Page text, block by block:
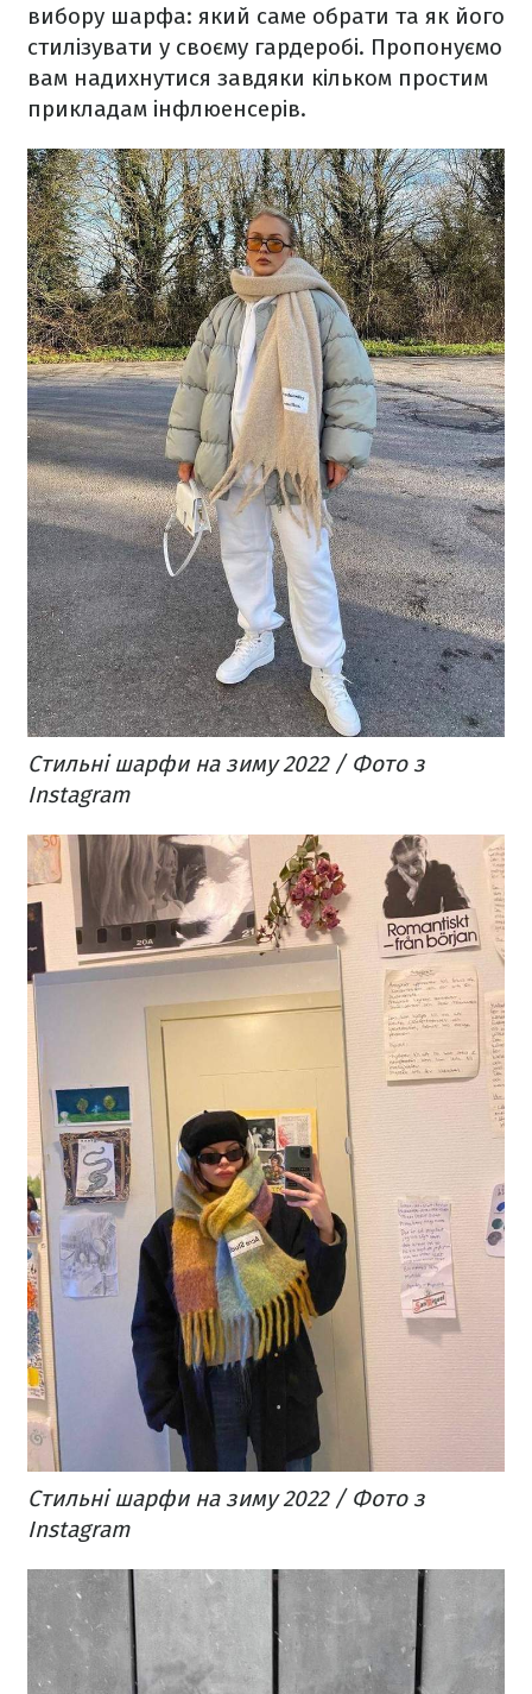
вибору шарфа: який саме обрати та як його
стилізувати у своєму гардеробі. Пропонуємо
вам надихнутися завдяки кільком простим
прикладам інфлюенсерів.
Стильні шарфи на зиму 2022 / Фото з
Instagram
Стильні шарфи на зиму 2022 / Фото з
Instagram